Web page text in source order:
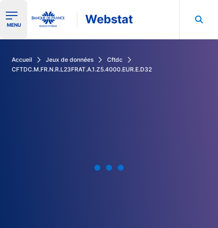
Ouvrir le menu de navigation
MENU Webstat
Accueil Jeux de données
Cftdc
CFTDC.M.FR.N.R.L23FRAT.A.1.Z5.4000.EUR.E.D32